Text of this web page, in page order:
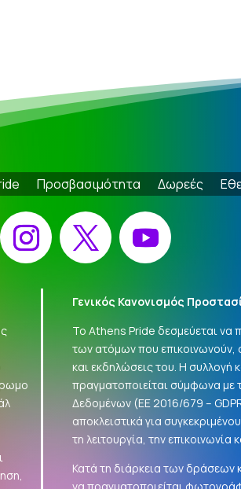
Προσβασιμότητα Δωρεές
Instagram X YouTube
Γενικός Κανονισμός
Το Athens Pride δεσμεύεται να
των ατόμων που επικοινωνούν,
και εκδηλώσεις του. Η
πραγματοποιείται σύμφωνα με
Δεδομένων (ΕΕ 2016/679 –
αποκλειστικά για
τη λειτουργία, την
Κατά τη διάρκεια των δράσεων
να πραγματοποιείται